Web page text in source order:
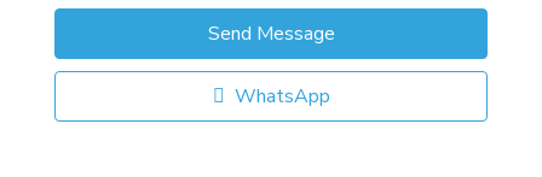
Send Message
WhatsApp